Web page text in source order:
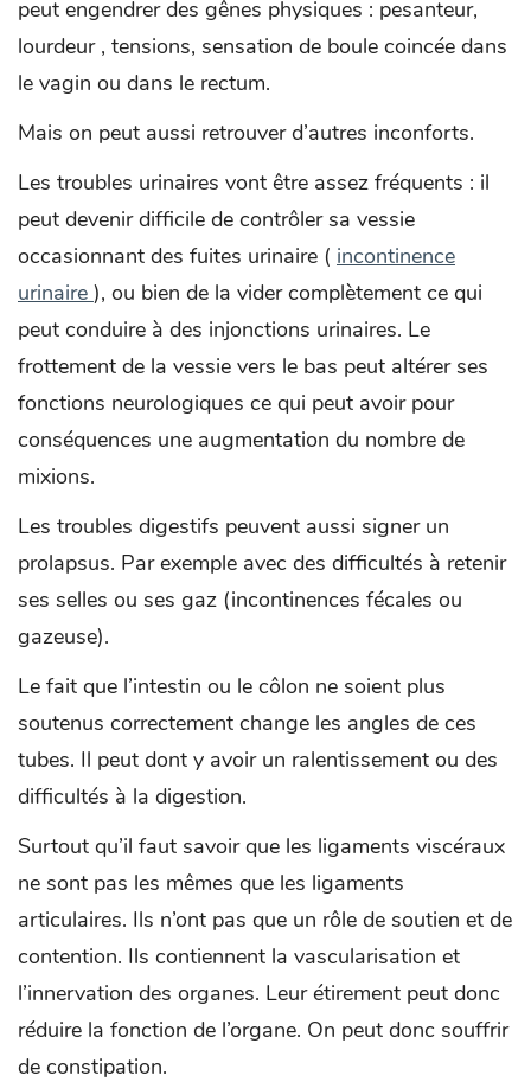
peut engendrer des gênes physiques : pesanteur,
lourdeur , tensions, sensation de boule coincée dans
le vagin ou dans le rectum.
Mais on peut aussi retrouver d’autres inconforts.
Les troubles urinaires vont être assez fréquents : il
peut devenir difficile de contrôler sa vessie
occasionnant des fuites urinaire ( incontinence
urinaire ), ou bien de la vider complètement ce qui
peut conduire à des injonctions urinaires. Le
frottement de la vessie vers le bas peut altérer ses
fonctions neurologiques ce qui peut avoir pour
conséquences une augmentation du nombre de
mixions.
Les troubles digestifs peuvent aussi signer un
prolapsus. Par exemple avec des difficultés à retenir
ses selles ou ses gaz (incontinences fécales ou
gazeuse).
Le fait que l’intestin ou le côlon ne soient plus
soutenus correctement change les angles de ces
tubes. Il peut dont y avoir un ralentissement ou des
difficultés à la digestion.
Surtout qu’il faut savoir que les ligaments viscéraux
ne sont pas les mêmes que les ligaments
articulaires. Ils n’ont pas que un rôle de soutien et de
contention. Ils contiennent la vascularisation et
l’innervation des organes. Leur étirement peut donc
réduire la fonction de l’organe. On peut donc souffrir
de constipation.